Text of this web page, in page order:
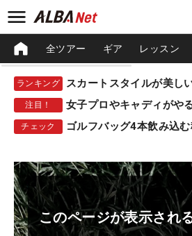
全ツアー ギア レッスン
ランキング スカートスタイルが美し
注目！
チェック
このページが表示され